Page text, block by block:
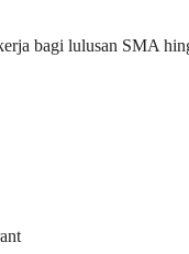
bagi lulusan SMA